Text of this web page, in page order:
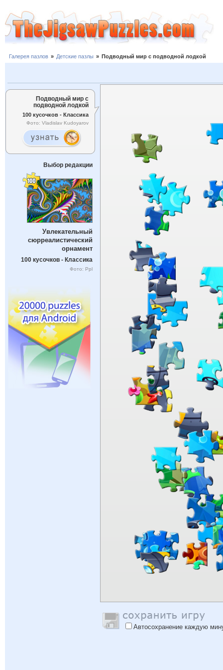
Галерея пазлов » Детские пазлы » Подводный мир с подводной лодкой
Подводный мир с
подводной лодкой
100 кусочков - Классика
Фото: Vladislav Kudoyarov
Выбор редакции
Увлекательный
сюрреалистический
орнамент
100 кусочков - Классика
Фото: Ppl
Автосохранение каждую